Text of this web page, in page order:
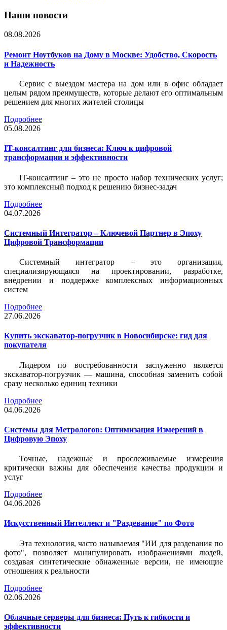
Наши новости
08.08.2026
Ремонт Ноутбуков на Дому в Москве: Удобство, Скорость
и Надежность
Сервис с выездом мастера на дом или в офис обладает
целым рядом преимуществ, которые делают его оптимальным
решением для многих жителей столицы
Подробнее
05.08.2026
IT-консалтинг для бизнеса: Ключ к цифровой
трансформации и эффективности
IT-консалтинг – это не просто набор технических услуг;
это комплексный подход к решению бизнес-задач
Подробнее
04.07.2026
Системный Интегратор – Ключевой Партнер в Эпоху
Цифровой Трансформации
Системный интегратор – это организация,
специализирующаяся на проектировании, разработке,
внедрении и поддержке комплексных информационных
систем
Подробнее
27.06.2026
Купить экскаватор-погрузчик в Новосибирске: гид для
покупателя
Лидером по востребованности заслуженно является
экскаватор-погрузчик — машина, способная заменить собой
сразу несколько единиц техники
Подробнее
04.06.2026
Системы для Метрологов: Оптимизация Измерений в
Цифровую Эпоху
Точные, надежные и прослеживаемые измерения
критически важны для обеспечения качества продукции и
услуг
Подробнее
04.06.2026
Искусственный Интеллект и "Раздевание" по Фото
Эта технология, часто называемая "ИИ для раздевания по
фото", позволяет манипулировать изображениями людей,
создавая синтетические обнаженные версии, не имеющие
отношения к реальности
Подробнее
02.06.2026
Облачные серверы для бизнеса: Путь к гибкости и
эффективности